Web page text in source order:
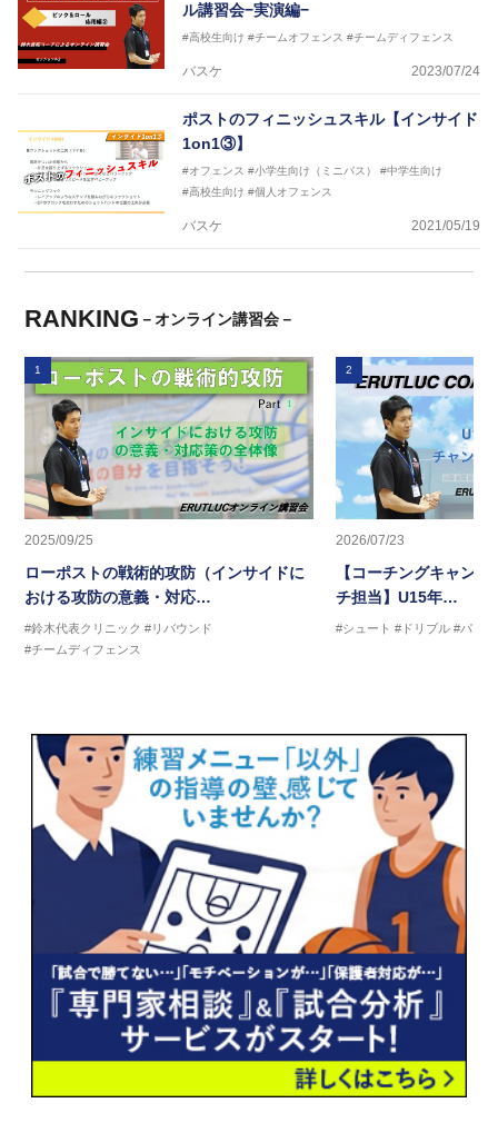
ル講習会−実演編−
#高校生向け #チームオフェンス #チームディフェンス
バスケ 2023/07/24
ポストのフィニッシュスキル【インサイド
1on1③】
#オフェンス #小学生向け（ミニバス）
#中学生向け
#高校生向け #個人オフェンス
バスケ 2021/05/19
RANKING －オンライン講習会－
1
2025/09/25
ローポストの戦術的攻防（インサイドに
おける攻防の意義・対応…
#鈴木代表クリニック #リバウンド
#チームディフェンス
2
2026/07/23
【コーチングキャン
チ担当】U15年…
#シュート #ドリブル #パス